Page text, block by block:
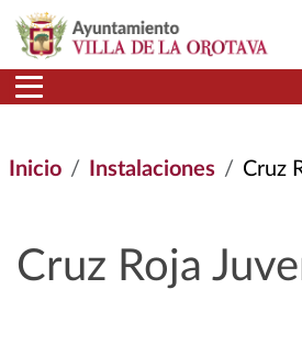
Pasar al contenido principal
Inicio Instalaciones Cruz
Cruz Roja